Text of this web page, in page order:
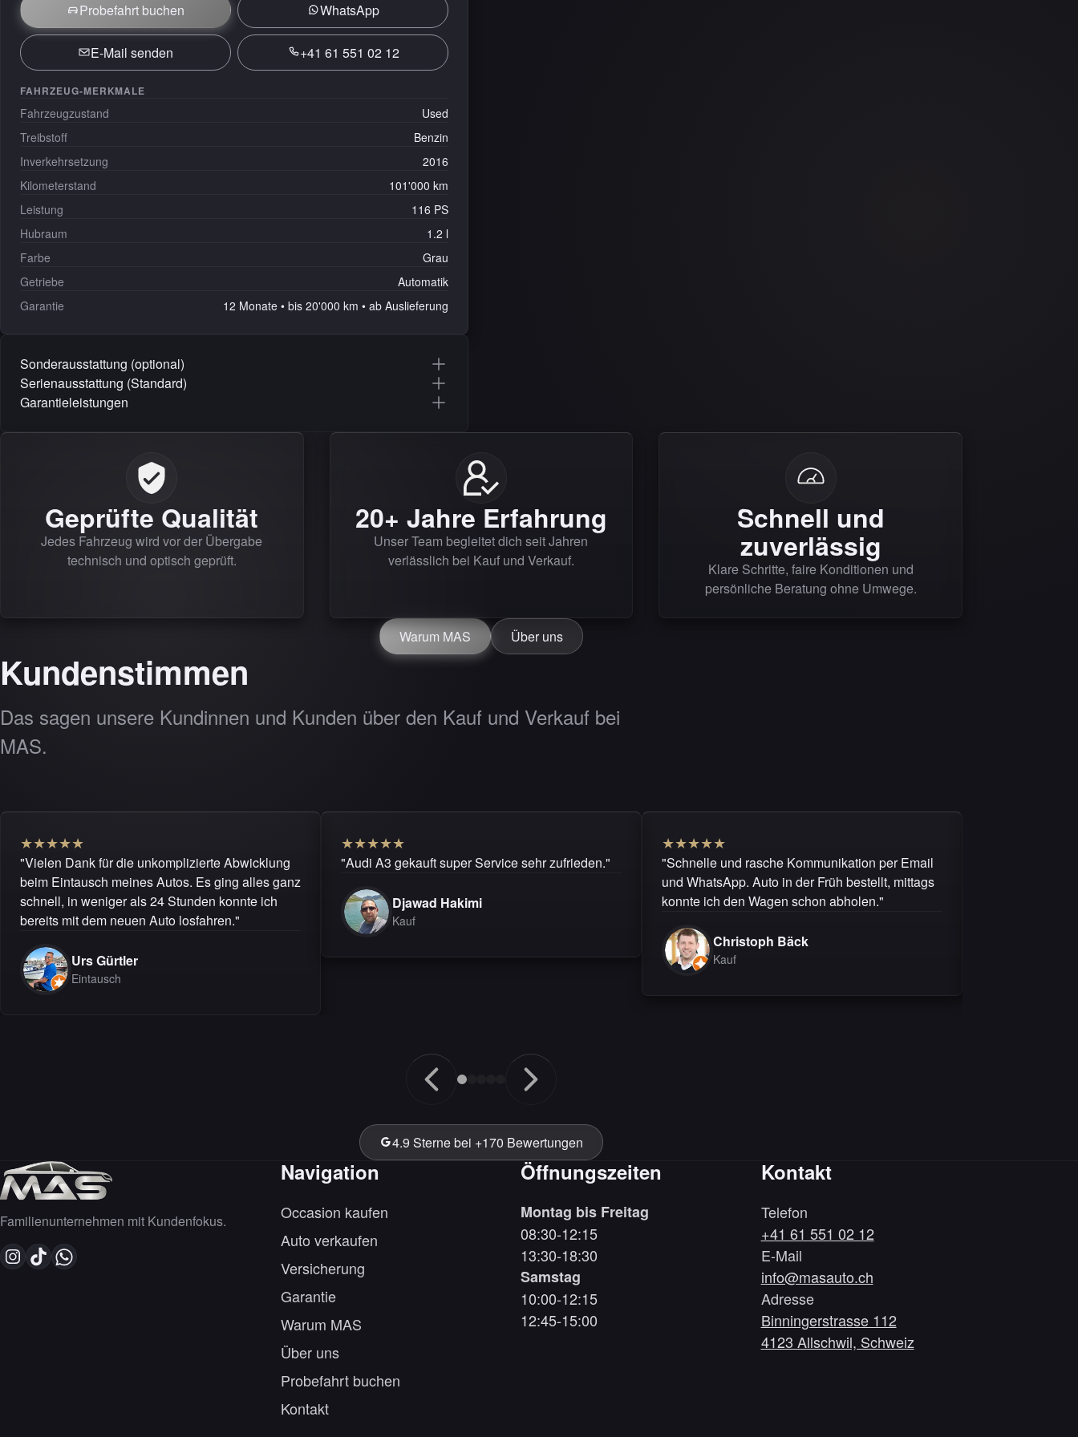
Probefahrt buchen WhatsApp
E-Mail senden +41 61 551 02 12
FAHRZEUG-MERKMALE
Fahrzeugzustand
Used
Treibstoff
Benzin
Inverkehrsetzung
2016
Kilometerstand
101'000 km
Leistung
116 PS
Hubraum
1.2 l
Farbe
Grau
Getriebe
Automatik
Garantie
12 Monate • bis 20'000 km • ab Auslieferung
Sonderausstattung (optional)
Serienausstattung (Standard)
Garantieleistungen
Geprüfte Qualität
Jedes Fahrzeug wird vor der Übergabe
technisch und optisch geprüft.
20+ Jahre Erfahrung
Unser Team begleitet dich seit Jahren
verlässlich bei Kauf und Verkauf.
Schnell und
zuverlässig
Klare Schritte, faire Konditionen und
persönliche Beratung ohne Umwege.
Warum MAS Über uns
Kundenstimmen
Das sagen unsere Kundinnen und Kunden über den Kauf und Verkauf bei
MAS.
★★★★★
"Vielen Dank für die unkomplizierte Abwicklung
beim Eintausch meines Autos. Es ging alles ganz
schnell, in weniger als 24 Stunden konnte ich
bereits mit dem neuen Auto losfahren."
Urs Gürtler
Eintausch
★★★★★
"Audi A3 gekauft super Service sehr zufrieden."
Djawad Hakimi
Kauf
★★★★★
"Schnelle und rasche Kommunikation per Email
und WhatsApp. Auto in der Früh bestellt, mittags
konnte ich den Wagen schon abholen."
Christoph Bäck
Kauf
4.9 Sterne bei +170 Bewertungen
Familienunternehmen mit Kundenfokus.
Navigation
Occasion kaufen
Auto verkaufen
Versicherung
Garantie
Warum MAS
Über uns
Probefahrt buchen
Kontakt
Öffnungszeiten
Montag bis Freitag
08:30-12:15
13:30-18:30
Samstag
10:00-12:15
12:45-15:00
Kontakt
Telefon
+41 61 551 02 12
E-Mail
info@masauto.ch
Adresse
Binningerstrasse 112
4123 Allschwil, Schweiz